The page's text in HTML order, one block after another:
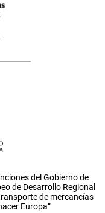
del Gobierno de
de Desarrollo Regional
de mercancías
Europa”